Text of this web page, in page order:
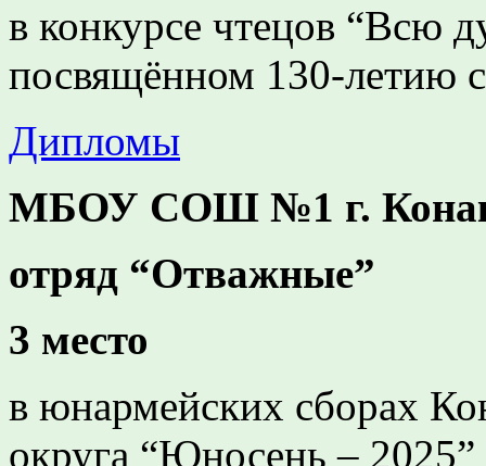
в конкурсе чтецов “Всю
посвящённом 130-летию
Дипломы
МБОУ СОШ №1 г.
отряд “Отважные”
3 место
в юнармейских сборах
округа “Юносень – 2025”